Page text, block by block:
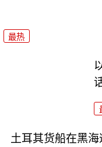
最热
土耳其货船在黑